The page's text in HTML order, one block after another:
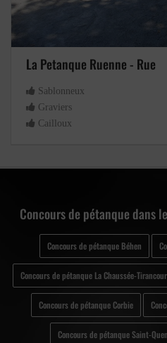
La Petanque Ruenne - Rue
Sablonneux
Graviers
Cailloux
Concours de pétanque dans
Concours de pétanque Béhen
Concours de pétanque La Chaussée-
Concours de pétanque Corbie
Concours de pétanque Saint-